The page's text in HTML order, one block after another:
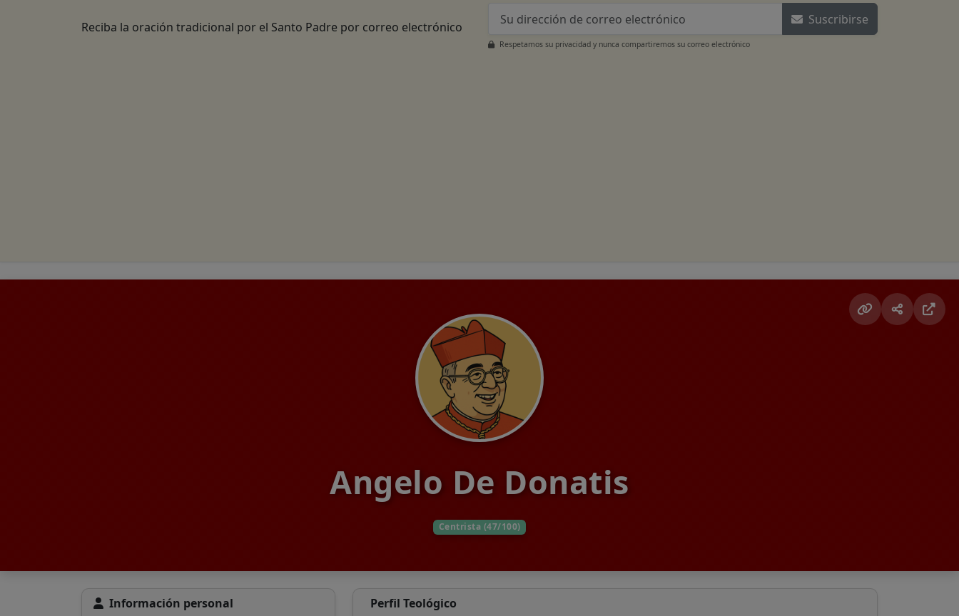
Reciba la oración tradicional por el Santo Padre por correo electrónico Suscribirse
Respetamos su privacidad y nunca compartiremos su correo electrónico
Angelo De Donatis
Centrista (47/100)
Información personal Perfil Teológico